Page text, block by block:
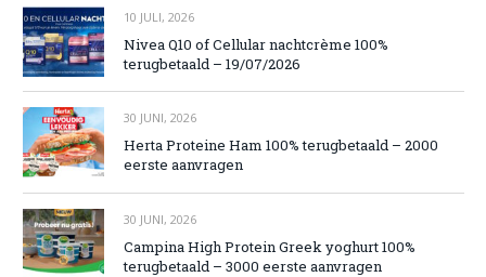
10 JULI, 2026
Nivea Q10 of Cellular nachtcrème 100%
terugbetaald – 19/07/2026
30 JUNI, 2026
Herta Proteine Ham 100% terugbetaald – 2000
eerste aanvragen
30 JUNI, 2026
Campina High Protein Greek yoghurt 100%
terugbetaald – 3000 eerste aanvragen